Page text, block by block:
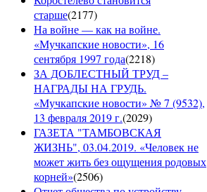
старше(2177)
На войне — как на войне.
«Мучкапские новости», 16
сентября 1997 года(2218)
ЗА ДОБЛЕСТНЫЙ ТРУД –
НАГРАДЫ НА ГРУДЬ.
«Мучкапские новости» № 7 (9532),
13 февраля 2019 г.(2029)
ГАЗЕТА "ТАМБОВСКАЯ
ЖИЗНЬ", 03.04.2019. «Человек не
может жить без ощущения родовых
корней»(2506)